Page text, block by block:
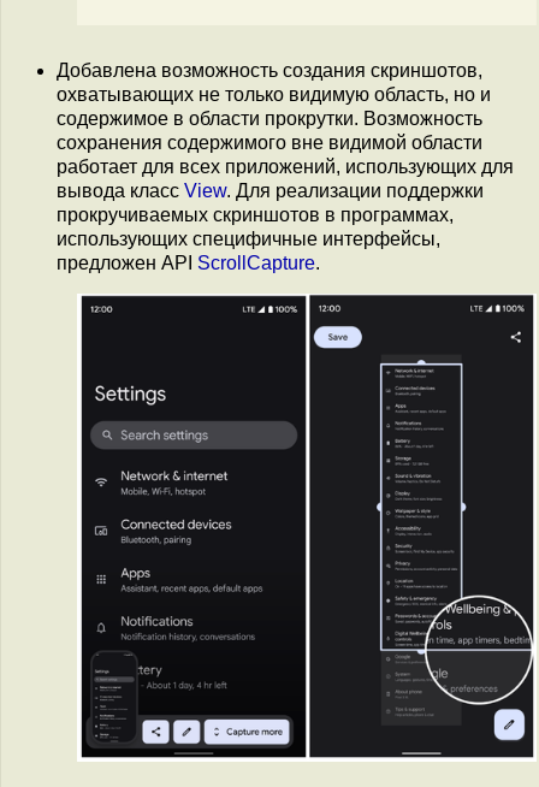
Добавлена возможность создания скриншотов,
охватывающих не только видимую область, но и
содержимое в области прокрутки. Возможность
сохранения содержимого вне видимой области
работает для всех приложений, использующих для
вывода класс View. Для реализации поддержки
прокручиваемых скриншотов в программах,
использующих специфичные интерфейсы,
предложен API ScrollCapture.